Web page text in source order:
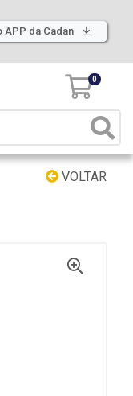
APP da Cadan
0
VOLTAR